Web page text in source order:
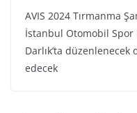
AVIS 2024 Tırmanma
İstanbul Otomobil Spor
Darlık’ta düzenlenecek
edecek